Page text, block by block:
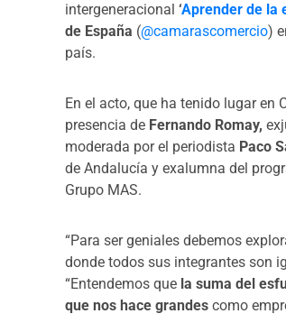
intergeneracional ‘Aprender de la
de España (@camarascomercio)
país.
En el acto, que ha tenido lugar en
presencia de Fernando Romay,
moderada por el periodista Paco
de Andalucía y exalumna del
Grupo MAS.
“Para ser geniales debemos
donde todos sus integrantes son
“Entendemos que la suma del
que nos hace grandes como